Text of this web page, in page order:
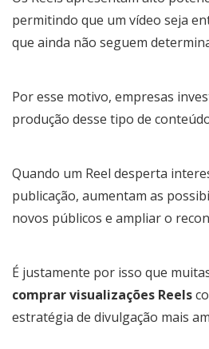
permitindo que um vídeo seja
que ainda não seguem
Por esse motivo, empresas
produção desse tipo de
Quando um Reel desperta
publicação, aumentam as
novos públicos e ampliar o
É justamente por isso que
comprar visualizações Reels
estratégia de divulgação mais